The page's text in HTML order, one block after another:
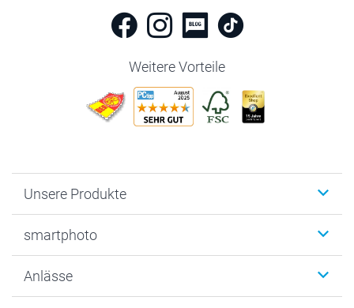
Weitere Vorteile
Unsere Produkte
Fotogeschenke
MyNameBook
smartphoto
Warum smartphoto
Anlässe